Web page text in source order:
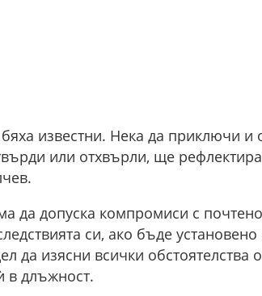
известни. Нека да приключи
или отхвърли, ще
да допуска компромиси с
си, ако бъде
да изясни всички
в длъжност.